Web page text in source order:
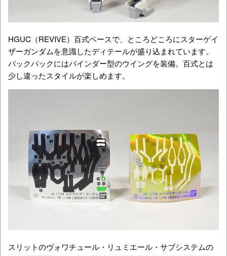
HGUC（REVIVE）百式ベースで、ところどころにスターゲイ
ザーガンダムを意識したディテールが盛り込まれています。
バックパックにはバインダー型のウイングを装備。百式とは
少し違ったスタイルが楽しめます。
スリットのヴォワチュール・リュミエール・サブシステムの